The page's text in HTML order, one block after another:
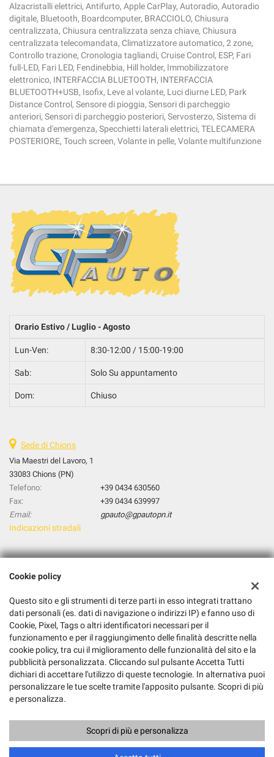
Alzacristalli elettrici, Antifurto, Apple CarPlay, Autoradio, Autoradio
digitale, Bluetooth, Boardcomputer, BRACCIOLO, Chiusura
centralizzata, Chiusura centralizzata senza chiave, Chiusura
centralizzata telecomandata, Climatizzatore automatico, 2 zone,
Controllo trazione, Cronologia tagliandi, Cruise Control, ESP, Fari
full-LED, Fari LED, Fendinebbia, Hill holder, Immobilizzatore
elettronico, INTERFACCIA BLUETOOTH, INTERFACCIA
BLUETOOTH+USB, Isofix, Leve al volante, Luci diurne LED, Park
Distance Control, Sensore di pioggia, Sensori di parcheggio
anteriori, Sensori di parcheggio posteriori, Servosterzo, Sistema di
chiamata d'emergenza, Specchietti laterali elettrici, TELECAMERA
POSTERIORE, Touch screen, Volante in pelle, Volante multifunzione
Orario Estivo / Luglio - Agosto
Lun-Ven: 8:30-12:00 / 15:00-19:00
Sab: Solo Su appuntamento
Dom: Chiuso
Sede di Chions
Via Maestri del Lavoro, 1
33083 Chions (PN)
Telefono:
+39 0434 630560
Fax:
+39 0434 639997
Email:
gpauto@gpautopn.it
Indicazioni stradali
Dati fiscali:
GP AUTO S.R.L.
Via Maestri del Lavoro, 1, Chions (PN)
C.F/P.IVA:01951370939
Registro delle imprese:PN
Copyright © 2026 GestionaleAuto.com S.r.l., Tutti i diritti riservati -
Leggi l'informativa sulla privacy-Cookie Policy
Cookie policy
Questo sito e gli strumenti di terze parti in esso integrati trattano
dati personali (es. dati di navigazione o indirizzi IP) e fanno uso di
Cookie, Pixel, Tags o altri identificatori necessari per il
funzionamento e per il raggiungimento delle finalità descritte nella
cookie policy, tra cui il miglioramento delle funzionalità del sito e la
pubblicità personalizzata. Cliccando sul pulsante Accetta Tutti
dichiari di accettare l'utilizzo di queste tecnologie. In alternativa puoi
personalizzare le tue scelte tramite l'apposito pulsante. Scopri di più
e personalizza.
Scopri di più e personalizza